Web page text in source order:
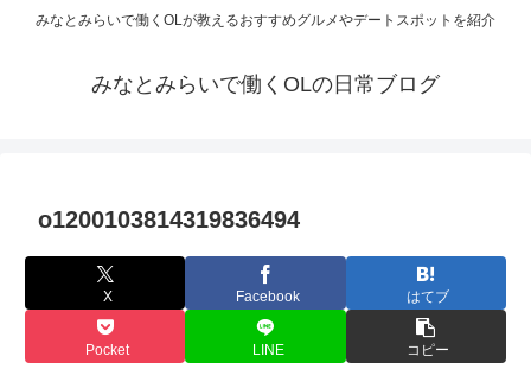
みなとみらいで働くOLが教えるおすすめグルメやデートスポットを紹介
みなとみらいで働くOLの日常ブログ
o1200103814319836494
X Facebook はてブ
Pocket LINE コピー